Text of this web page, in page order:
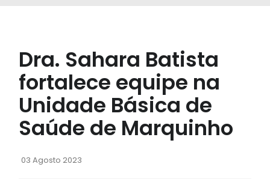
Dra. Sahara Batista
fortalece equipe na
Unidade Básica de
Saúde de Marquinho
03 Agosto 2023